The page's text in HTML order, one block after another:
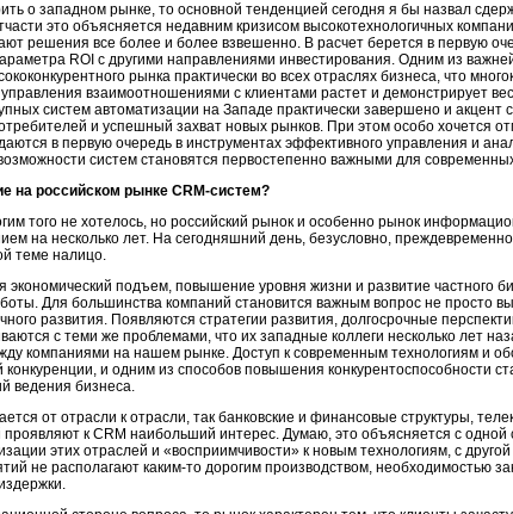
о западном рынке, то основной тенденцией сегодня я бы назвал
это объясняется недавним кризисом высокотехнологичных
решения все более и более взвешенно. В расчет берется в первую
ROI с другими направлениями инвестирования. Одним из
рынка практически во всех отраслях бизнеса, что
взаимоотношениями с клиентами растет и демонстрирует
систем автоматизации на Западе практически завершено и акцент
и успешный захват новых рынков. При этом особо хочется
в первую очередь в инструментах эффективного управления и
систем становятся первостепенно важными для
на российском рынке CRM-систем?
того не хотелось, но российский рынок и особенно рынок
на несколько лет. На сегодняшний день, безусловно,
теме налицо.
экономический подъем, повышение уровня жизни и развитие частного
Для большинства компаний становится важным вопрос не просто
развития. Появляются стратегии развития, долгосрочные
с теми же проблемами, что их западные коллеги несколько лет
компаниями на нашем рынке. Доступ к современным технологиям и
и одним из способов повышения конкурентоспособности
ведения бизнеса.
от отрасли к отрасли, так банковские и финансовые структуры,
проявляют к CRM наибольший интерес. Думаю, это объясняется с
этих отраслей и «восприимчивости» к новым технологиям, с
не располагают каким-то дорогим производством, необходимостью